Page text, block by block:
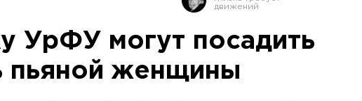
УрФУ могут посадить
пьяной женщины